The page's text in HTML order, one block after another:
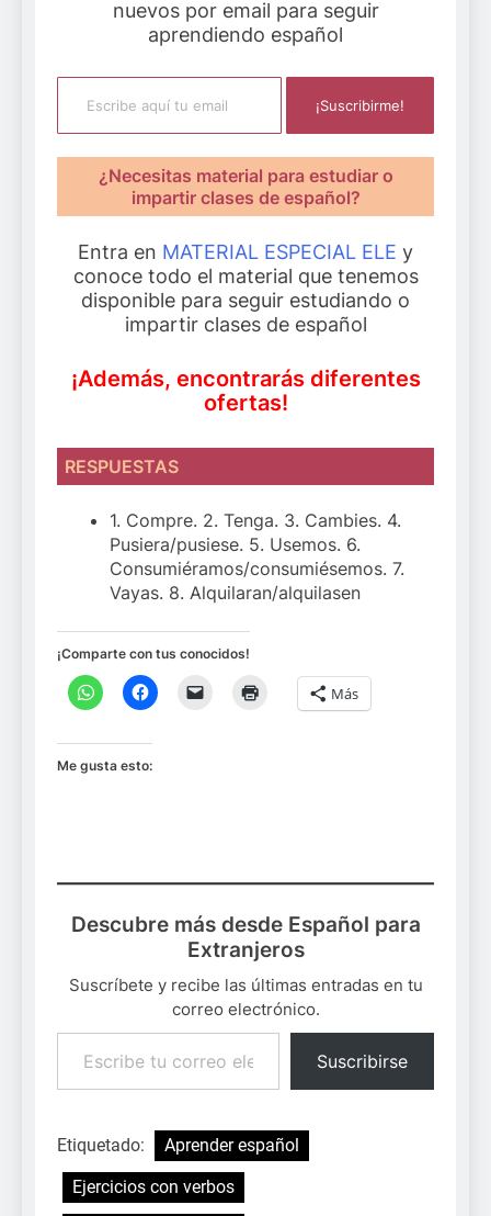
nuevos por email para seguir
aprendiendo español
Escribe aquí tu email
¡Suscribirme!
¿Necesitas material para estudiar o
impartir clases de español?
Entra en MATERIAL ESPECIAL ELE y
conoce todo el material que tenemos
disponible para seguir estudiando o
impartir clases de español
¡Además, encontrarás diferentes
ofertas!
RESPUESTAS
1. Compre. 2. Tenga. 3. Cambies. 4.
Pusiera/pusiese. 5. Usemos. 6.
Consumiéramos/consumiésemos. 7.
Vayas. 8. Alquilaran/alquilasen
¡Comparte con tus conocidos!
Más
Me gusta esto:
Descubre más desde Español para
Extranjeros
Suscríbete y recibe las últimas entradas en tu
correo electrónico.
Escribe tu correo electrónico…
Suscribirse
Etiquetado:
Aprender español
Ejercicios con verbos